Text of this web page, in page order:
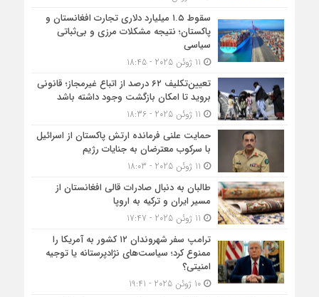
سقوط ۱.۵ میلیارد دلاری تجارت افغانستان و
پاکستان؛ نتیجه مشکلات مرزی و بی‌ثباتی
سیاسی
تعیین‌تکلیف ۶۲ درصد از اتباع غیرمجاز؛ قانونی
بروید تا امکان بازگشت وجود داشته باشد
حمایت علنی فرمانده ارتش پاکستان از اسرائیل
با سرکوب معترضان به جنایات رژیم
طالبان به دنبال صادرات قالی افغانستان از
مسیر ایران و ترکیه به اروپا
ترامپ سفر شهروندان ۱۲ کشور به آمریکا را
ممنوع کرد؛ سیاست‌های نژادپرستانه یا توجیه
امنیتی؟
10 ژوئن 2025 - 19:41